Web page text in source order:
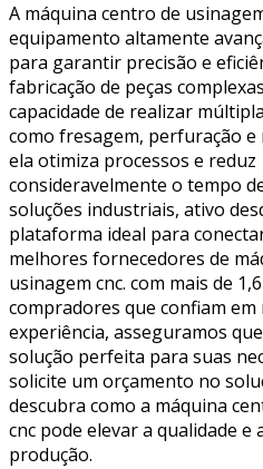
A máquina centro de
equipamento altamente
para garantir precisão e
fabricação de peças
capacidade de realizar
como fresagem, perfuração
ela otimiza processos e reduz
consideravelmente o tempo
soluções industriais, ativo
plataforma ideal para
melhores fornecedores de
usinagem cnc. com mais de
compradores que confiam em
experiência, asseguramos
solução perfeita para suas
solicite um orçamento no
descubra como a máquina
cnc pode elevar a qualidade e
produção.